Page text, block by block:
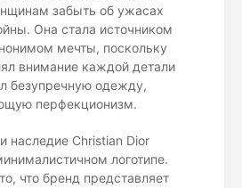
забыть об ужасах
Она стала источником
мечты, поскольку
внимание каждой детали
безупречную одежду,
перфекционизм.
наследие Christian Dior
логотипе.
что бренд представляет